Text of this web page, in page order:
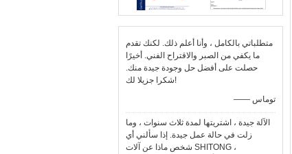
متطلباتي بالكامل ، وأنا أعلم ذلك. لكنك تقدم
ما يكفي من الصبر والاقتراح الفني. أخيرًا
حصلت على أفضل حل وجودة جيدة منك.
شكرا جزيلا لك!
—— توماس
الآلة جيدة ، اشتريتها لمدة ثلاث سنوات ، وما
زلت في حالة عمل جيدة. إذا سألني أي
شخص ماذا عن آلات SHITONG ،